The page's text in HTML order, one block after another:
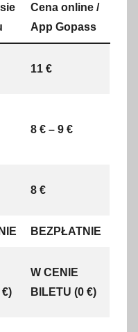
Cena online /
App Gopass
11 €
8 € – 9 €
8 €
BEZPŁATNIE
€)
W CENIE
BILETU (0 €)